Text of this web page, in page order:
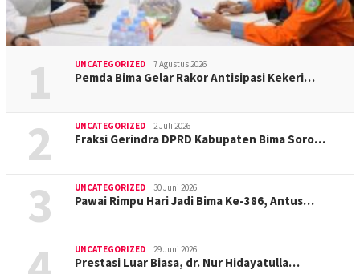
1 UNCATEGORIZED 7 Agustus 2026
Pemda Bima Gelar Rakor Antisipasi Kekeri…
2 UNCATEGORIZED 2 Juli 2026
Fraksi Gerindra DPRD Kabupaten Bima Soro…
3 UNCATEGORIZED 30 Juni 2026
Pawai Rimpu Hari Jadi Bima Ke-386, Antus…
UNCATEGORIZED 29 Juni 2026
Prestasi Luar Biasa, dr. Nur Hidayatulla…